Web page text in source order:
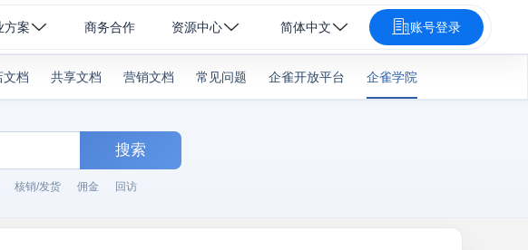
方案 商务合作 资源中心 简体中文 账号登录
文档 共享文档 营销文档 常见问题 企雀开放平台 企雀学院
搜索
核销/发货 佣金 回访